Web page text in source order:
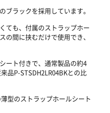
ラックを採用しています。
ても、付属のストラップホー
の間に挟むだけで使用でき、
ート付きで、通常製品の約4
品P-STSDH2LR04BKとの比
型のストラップホールシート